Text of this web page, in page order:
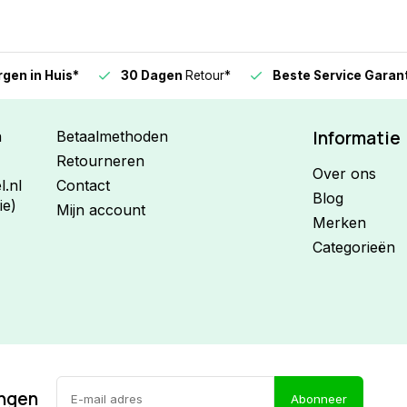
in Huis* 30 DagenRetour* Beste Service Garantie
Betaalmethoden
Retourneren
Contact
Mijn account
Informatie
Over ons
Blog
Merken
Categorieën
Abonneer